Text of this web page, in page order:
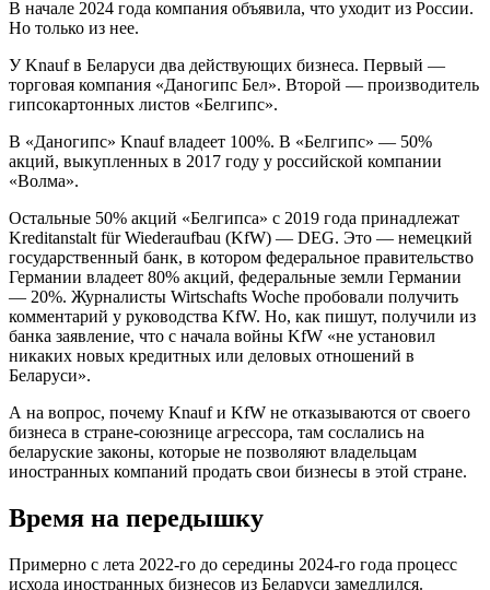
В начале 2024 года компания объявила, что уходит из России.
Но только из нее.
У Knauf в Беларуси два действующих бизнеса. Первый —
торговая компания «Даногипс Бел». Второй — производитель
гипсокартонных листов «Белгипс».
В «Даногипс» Knauf владеет 100%. В «Белгипс» — 50%
акций, выкупленных в 2017 году у российской компании
«Волма».
Остальные 50% акций «Белгипса» с 2019 года принадлежат
Kreditanstalt für Wiederaufbau (KfW) — DEG. Это — немецкий
государственный банк, в котором федеральное правительство
Германии владеет 80% акций, федеральные земли Германии
— 20%. Журналисты Wirtschafts Woche пробовали получить
комментарий у руководства KfW. Но, как пишут, получили из
банка заявление, что с начала войны KfW «не установил
никаких новых кредитных или деловых отношений в
Беларуси».
А на вопрос, почему Knauf и KfW не отказываются от своего
бизнеса в стране-союзнице агрессора, там сослались на
беларуские законы, которые не позволяют владельцам
иностранных компаний продать свои бизнесы в этой стране.
Время на передышку
Примерно с лета 2022-го до середины 2024-го года процесс
исхода иностранных бизнесов из Беларуси замедлился.